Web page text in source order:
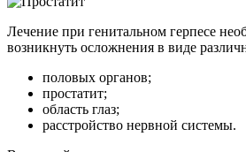
Лечение при генитальном герпесе
возникнуть осложнения в виде
половых органов;
простатит;
область глаз;
расстройство нервной системы.